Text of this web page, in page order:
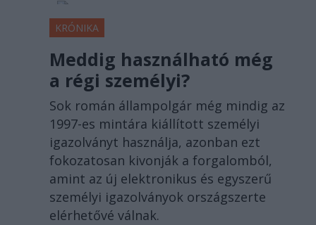
KRÓNIKA
Meddig használható még
a régi személyi?
Sok román állampolgár még mindig az
1997-es mintára kiállított személyi
igazolványt használja, azonban ezt
fokozatosan kivonják a forgalomból,
amint az új elektronikus és egyszerű
személyi igazolványok országszerte
elérhetővé válnak.